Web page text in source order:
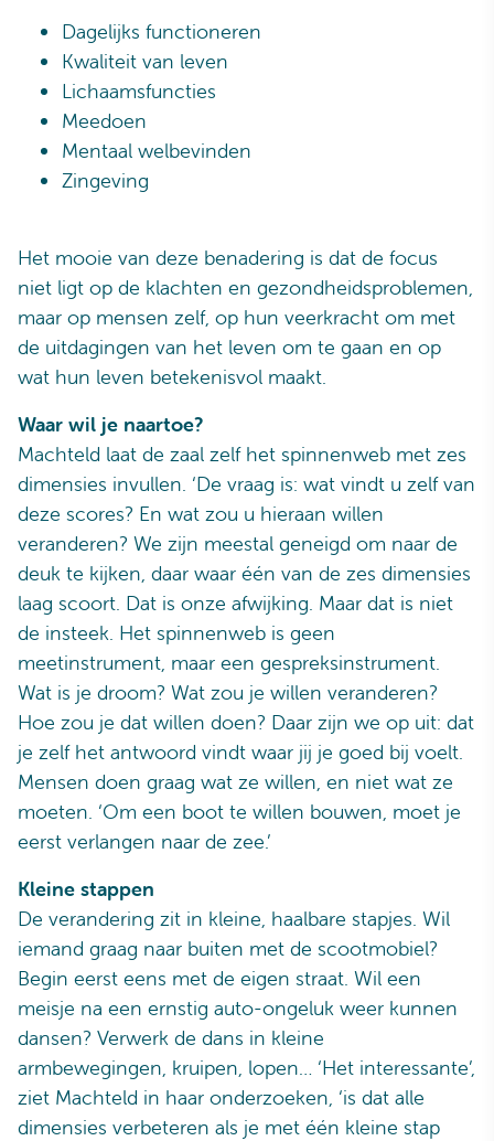
Dagelijks functioneren
Kwaliteit van leven
Lichaamsfuncties
Meedoen
Mentaal welbevinden
Zingeving
Het mooie van deze benadering is dat de focus
niet ligt op de klachten en gezondheidsproblemen,
maar op mensen zelf, op hun veerkracht om met
de uitdagingen van het leven om te gaan en op
wat hun leven betekenisvol maakt.
Waar wil je naartoe?
Machteld laat de zaal zelf het spinnenweb met zes
dimensies invullen. ‘De vraag is: wat vindt u zelf van
deze scores? En wat zou u hieraan willen
veranderen? We zijn meestal geneigd om naar de
deuk te kijken, daar waar één van de zes dimensies
laag scoort. Dat is onze afwijking. Maar dat is niet
de insteek. Het spinnenweb is geen
meetinstrument, maar een gespreksinstrument.
Wat is je droom? Wat zou je willen veranderen?
Hoe zou je dat willen doen? Daar zijn we op uit: dat
je zelf het antwoord vindt waar jij je goed bij voelt.
Mensen doen graag wat ze willen, en niet wat ze
moeten. ‘Om een boot te willen bouwen, moet je
eerst verlangen naar de zee.’
Kleine stappen
De verandering zit in kleine, haalbare stapjes. Wil
iemand graag naar buiten met de scootmobiel?
Begin eerst eens met de eigen straat. Wil een
meisje na een ernstig auto-ongeluk weer kunnen
dansen? Verwerk de dans in kleine
armbewegingen, kruipen, lopen… ‘Het interessante’,
ziet Machteld in haar onderzoeken, ‘is dat alle
dimensies verbeteren als je met één kleine stap